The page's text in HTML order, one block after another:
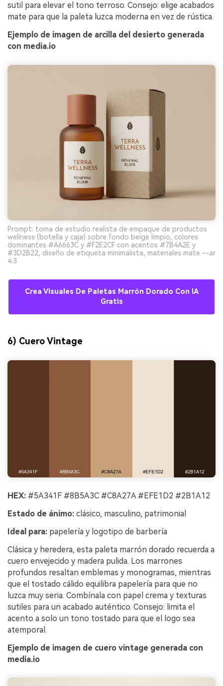
sutil para elevar el tono terroso. Consejo: elige acabados
mate para que la paleta luzca moderna en vez de rústica.
Ejemplo de imagen de arcilla del desierto generada
con media.io
Prompt: toma de estudio realista de empaque de productos
wellness (botella y caja) sobre fondo beige limpio, colores
dominantes #A6663C y #F2E2CF con acentos #7B4A2E y
#3D2B22, diseño de etiqueta minimalista, materiales mate --ar
4:3
Crea Visuales De Paletas Marrón Dorado Con IA
Gratis
6) Cuero Vintage
HEX: #5A341F #8B5A3C #C8A27A #EFE1D2 #2B1A12
Estado de ánimo: clásico, masculino, patrimonial
Ideal para: papelería y logotipo de barbería
Clásica y heredera, esta paleta marrón dorado recuerda a
cuero envejecido y madera pulida. Los marrones
profundos resaltan emblemas y monogramas, mientras
que el tostado cálido equilibra papelería para que no
luzca muy seria. Combínala con papel crema y texturas
sutiles para un acabado auténtico. Consejo: limita el
acento a solo un tono tostado para que el logo sea
atemporal.
Ejemplo de imagen de cuero vintage generada con
media.io